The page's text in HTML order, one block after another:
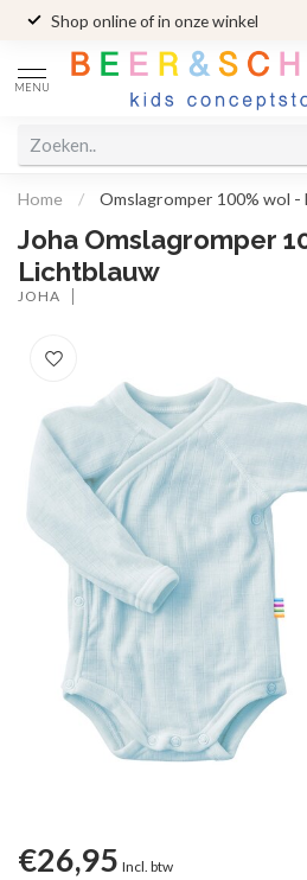
Shop online of in onze winkel
MENU
Home / Omslagromper 100% wol -
Joha Omslagromper
Lichtblauw
JOHA
€26,95 Incl. btw